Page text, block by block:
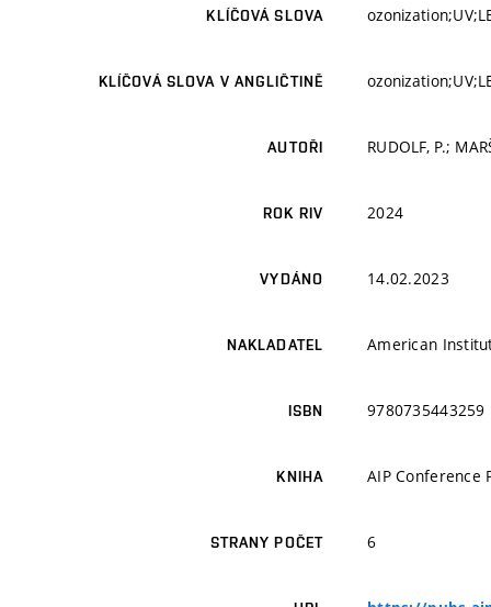
KLÍČOVÁ SLOVA
KLÍČOVÁ SLOVA V ANGLIČTINĚ
AUTOŘI RUDOLF, P.;
ROK RIV 2024
VYDÁNO 14.02.2023
NAKLADATEL American
ISBN 9780735443259
KNIHA AIP Conference
STRANY POČET 6